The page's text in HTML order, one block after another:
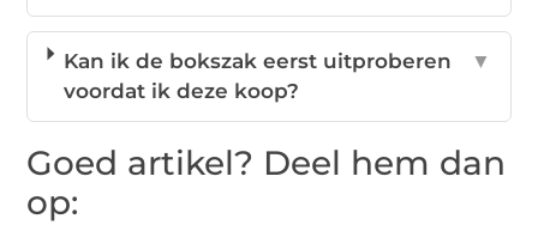
Kan ik de bokszak eerst uitproberen
voordat ik deze koop?
▼
Goed artikel? Deel hem dan
op: